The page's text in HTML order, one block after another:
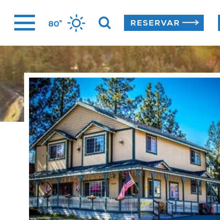
Ir
al
80° RESERVAR